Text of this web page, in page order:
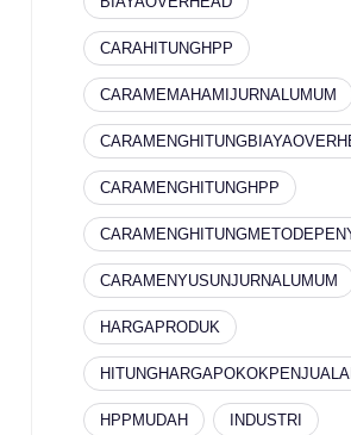
CARAHITUNGHPP
CARAMEMAHAMIJURNALUMUM
CARAMENGHITUNGHPP
CARAMENYUSUNJURNALUMUM
HARGAPRODUK
HPPMUDAH INDUSTRI